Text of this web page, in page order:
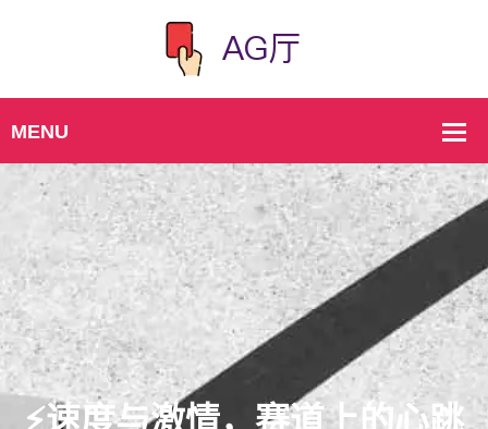
⚡️速度与激情，赛道上的心跳